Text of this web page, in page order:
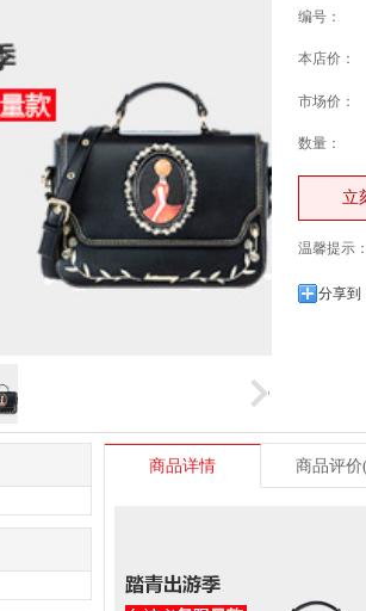
编号：
本店价：
市场价：
数量：
立
温馨提示
分享到
商品详情 商品评价